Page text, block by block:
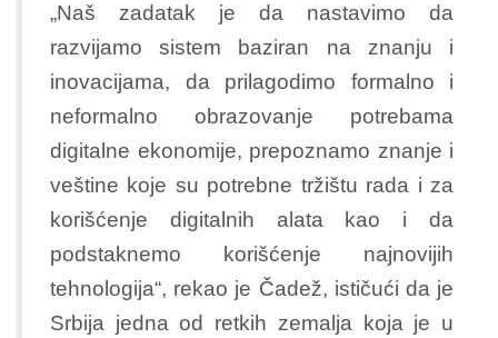
„Naš zadatak je da nastavimo da
razvijamo sistem baziran na znanju i
inovacijama, da prilagodimo formalno i
neformalno obrazovanje potrebama
digitalne ekonomije, prepoznamo znanje i
veštine koje su potrebne tržištu rada i za
korišćenje digitalnih alata kao i da
podstaknemo korišćenje najnovijih
tehnologija“, rekao je Čadež, ističući da je
Srbija jedna od retkih zemalja koja je u